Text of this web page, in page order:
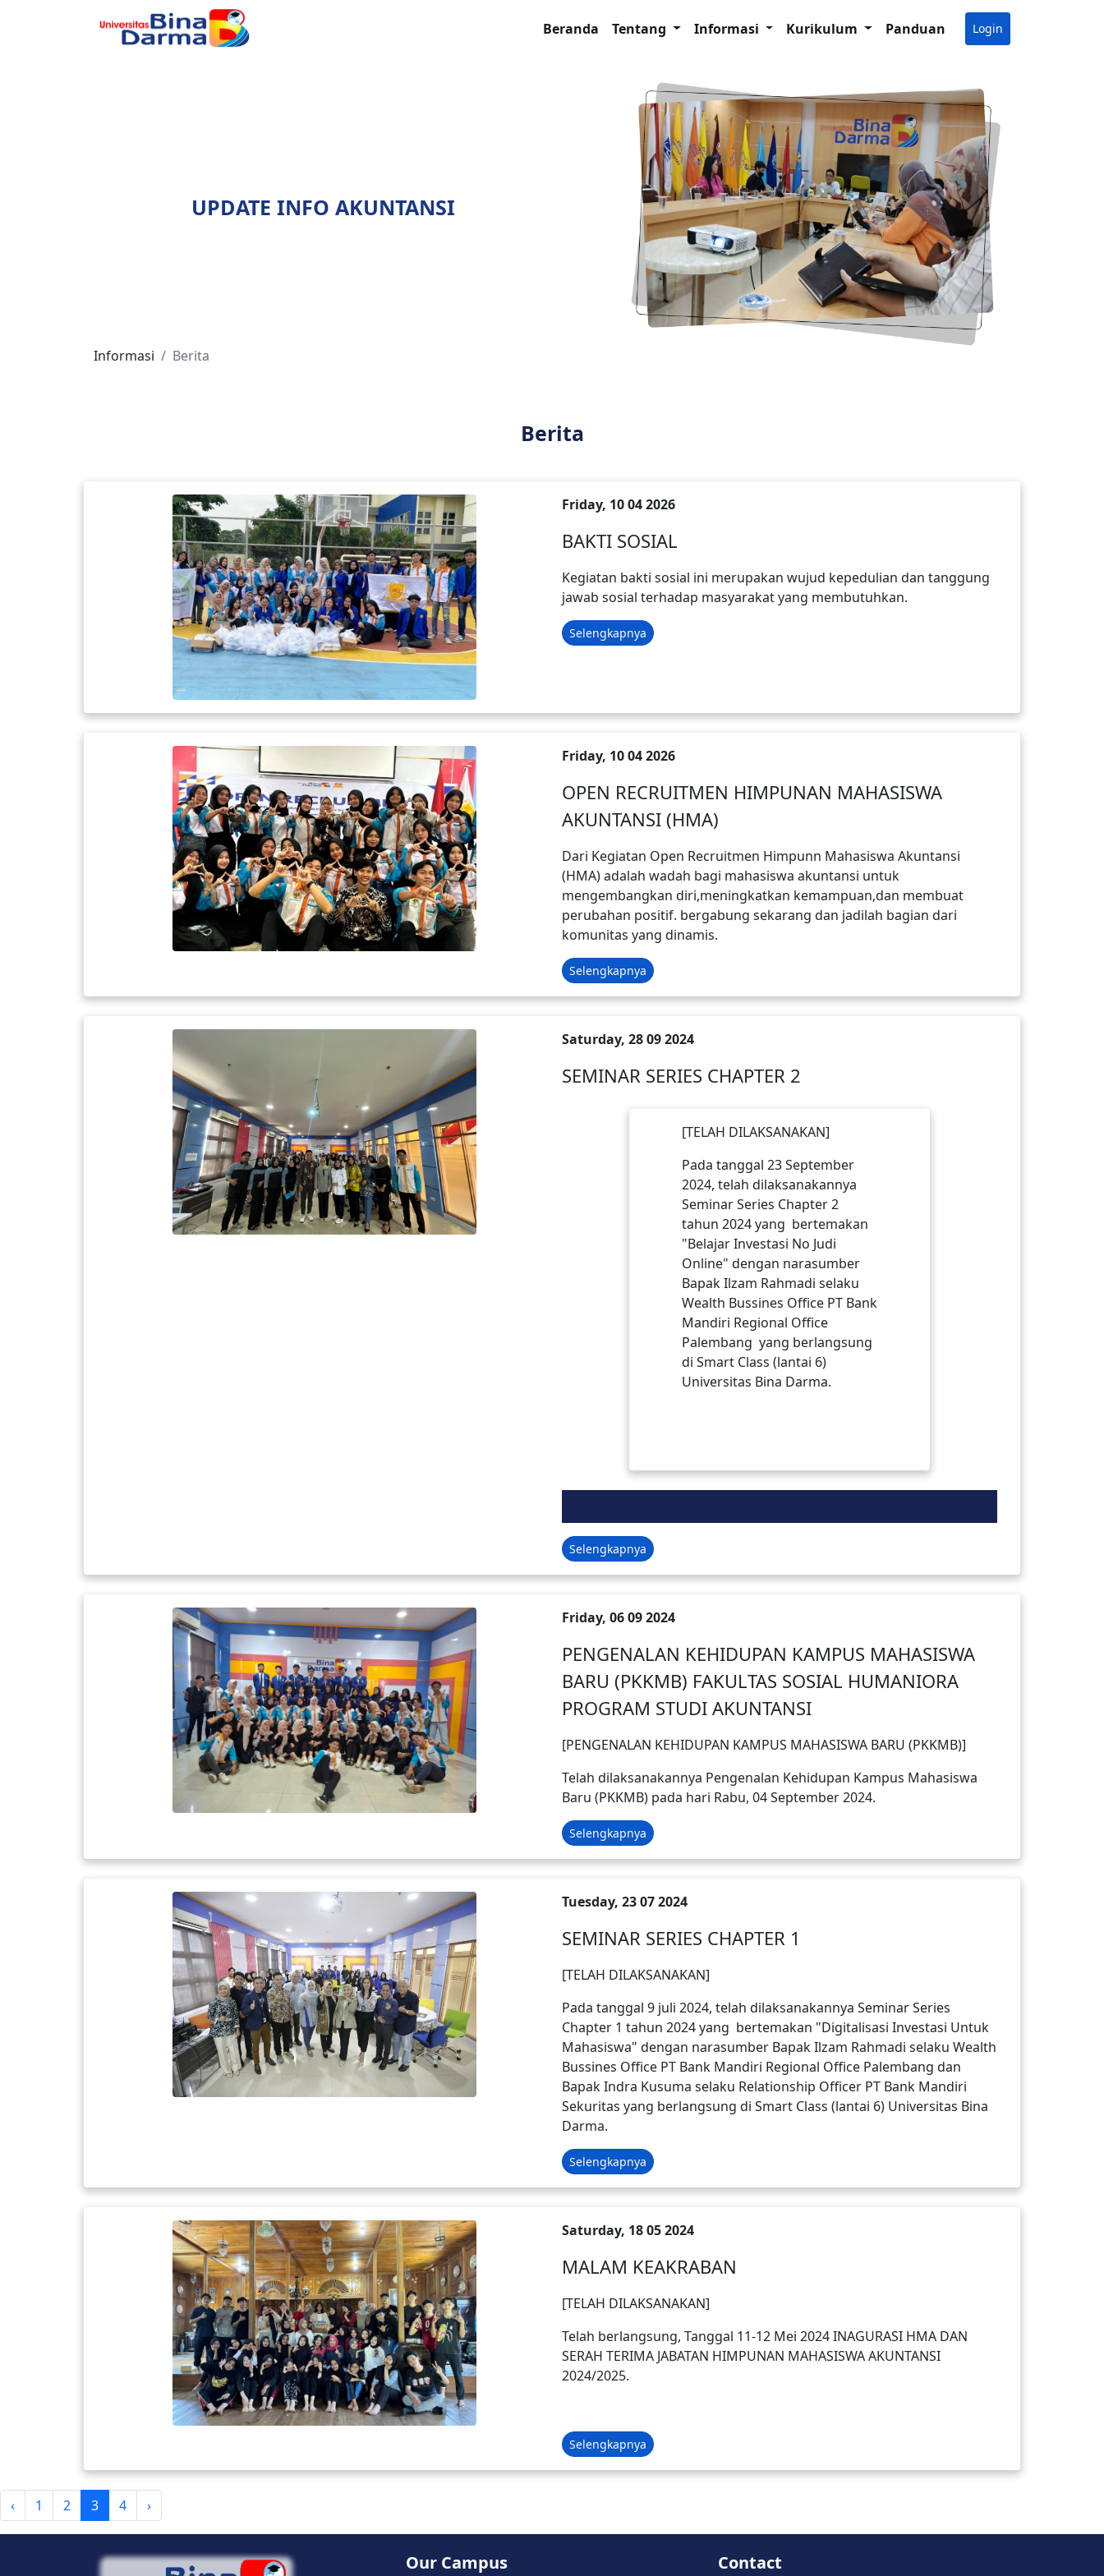
Beranda Tentang Informasi Kurikulum Panduan Login
UPDATE INFO AKUNTANSI
Informasi Berita
Berita
Friday, 10 04 2026
BAKTI SOSIAL
Kegiatan bakti sosial ini merupakan wujud kepedulian dan tanggung
jawab sosial terhadap masyarakat yang membutuhkan.
Selengkapnya
Friday, 10 04 2026
OPEN RECRUITMEN HIMPUNAN MAHASISWA
AKUNTANSI (HMA)
Dari Kegiatan Open Recruitmen Himpunn Mahasiswa Akuntansi
(HMA) adalah wadah bagi mahasiswa akuntansi untuk
mengembangkan diri,meningkatkan kemampuan,dan membuat
perubahan positif. bergabung sekarang dan jadilah bagian dari
komunitas yang dinamis.
Selengkapnya
Saturday, 28 09 2024
SEMINAR SERIES CHAPTER 2
[TELAH DILAKSANAKAN]
Pada tanggal 23 September
2024, telah dilaksanakannya
Seminar Series Chapter 2
tahun 2024 yang bertemakan
"Belajar Investasi No Judi
Online" dengan narasumber
Bapak Ilzam Rahmadi selaku
Wealth Bussines Office PT Bank
Mandiri Regional Office
Palembang yang berlangsung
di Smart Class (lantai 6)
Universitas Bina Darma.
Selengkapnya
Friday, 06 09 2024
PENGENALAN KEHIDUPAN KAMPUS MAHASISWA
BARU (PKKMB) FAKULTAS SOSIAL HUMANIORA
PROGRAM STUDI AKUNTANSI
[PENGENALAN KEHIDUPAN KAMPUS MAHASISWA BARU (PKKMB)]
Telah dilaksanakannya Pengenalan Kehidupan Kampus Mahasiswa
Baru (PKKMB) pada hari Rabu, 04 September 2024.
Selengkapnya
Tuesday, 23 07 2024
SEMINAR SERIES CHAPTER 1
[TELAH DILAKSANAKAN]
Pada tanggal 9 juli 2024, telah dilaksanakannya Seminar Series
Chapter 1 tahun 2024 yang bertemakan "Digitalisasi Investasi Untuk
Mahasiswa" dengan narasumber Bapak Ilzam Rahmadi selaku Wealth
Bussines Office PT Bank Mandiri Regional Office Palembang dan
Bapak Indra Kusuma selaku Relationship Officer PT Bank Mandiri
Sekuritas yang berlangsung di Smart Class (lantai 6) Universitas Bina
Darma.
Selengkapnya
Saturday, 18 05 2024
MALAM KEAKRABAN
[TELAH DILAKSANAKAN]
Telah berlangsung, Tanggal 11-12 Mei 2024 INAGURASI HMA DAN
SERAH TERIMA JABATAN HIMPUNAN MAHASISWA AKUNTANSI
2024/2025.
Selengkapnya
‹ 1 2 3 4 ›
Our Campus Contact